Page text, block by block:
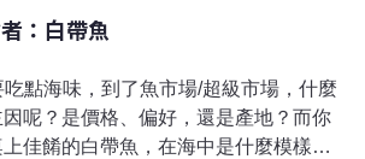
：白帶魚
點海味，到了魚市場/超級市場，什麼
呢？是價格、偏好，還是產地？而你
佳餚的白帶魚，在海中是什麼模樣？